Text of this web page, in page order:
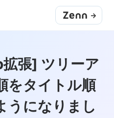
->
張] ツリーア
をタイトル順
うになりまし